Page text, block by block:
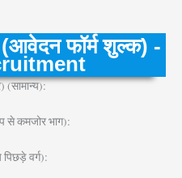
फॉर्म शुल्क) -
(सामान्य):
से कमजोर भाग):
वर्ग):